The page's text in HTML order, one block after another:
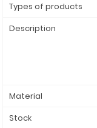
Types of products
Description
Material
Stock